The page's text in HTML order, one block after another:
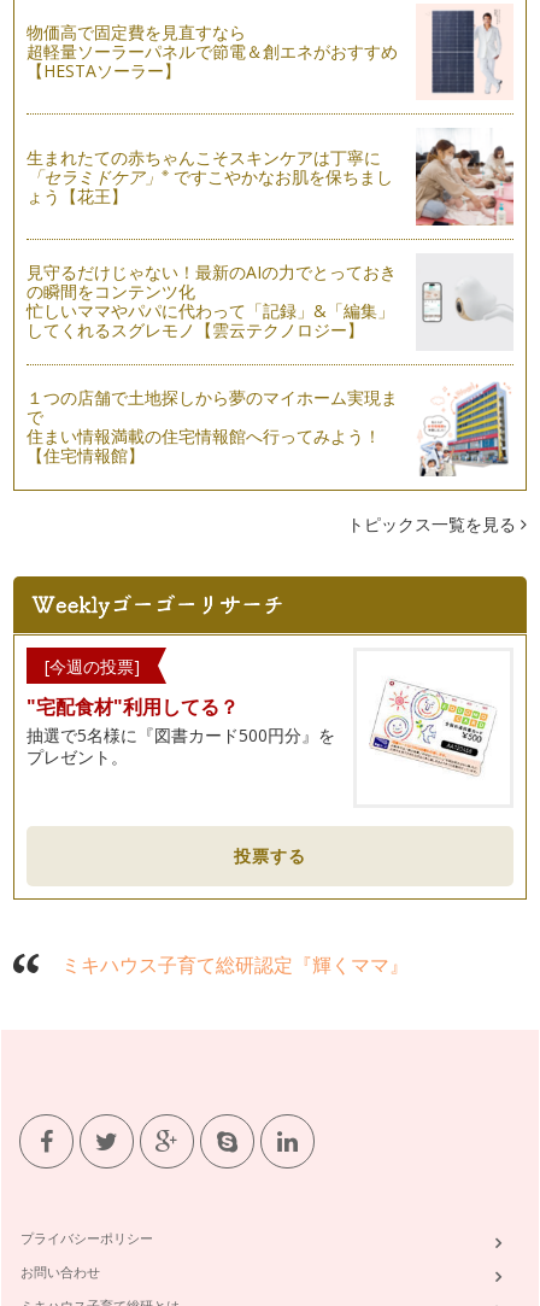
…
物価高で固定費を見直すなら
超軽量ソーラーパネルで節電＆創エネがおすすめ
【HESTAソーラー】
生まれたての赤ちゃんこそスキンケアは丁寧に
「セラミドケア」※ ですこやかなお肌を保ちまし
ょう【花王】
見守るだけじゃない！最新のAIの力でとっておき
の瞬間をコンテンツ化
忙しいママやパパに代わって「記録」&「編集」
してくれるスグレモノ【雲云テクノロジー】
１つの店舗で土地探しから夢のマイホーム実現ま
で
住まい情報満載の住宅情報館へ行ってみよう！
【住宅情報館】
トピックス一覧を見る
[今週の投票]
"宅配食材"利用してる？
抽選で5名様に『図書カード500円分』を
プレゼント。
投票する
ミキハウス子育て総研認定『輝くママ』
プライバシーポリシー
お問い合わせ